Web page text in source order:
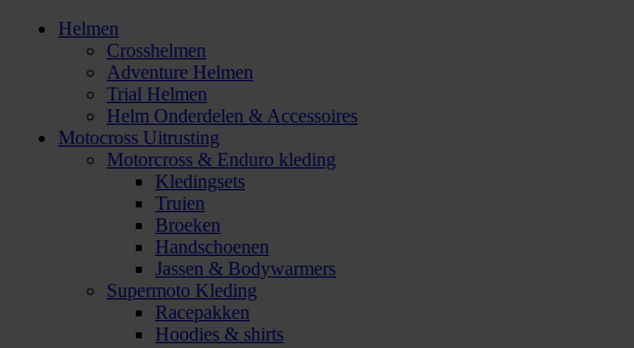
Helmen
Crosshelmen
Adventure Helmen
Trial Helmen
Helm Onderdelen & Accessoires
Motocross Uitrusting
Motorcross & Enduro kleding
Kledingsets
Truien
Broeken
Handschoenen
Jassen & Bodywarmers
Supermoto Kleding
Racepakken
Hoodies & shirts